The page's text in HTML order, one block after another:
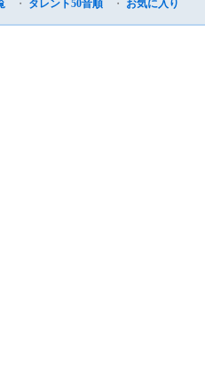
・ タレント50音順 ・ お気に入り